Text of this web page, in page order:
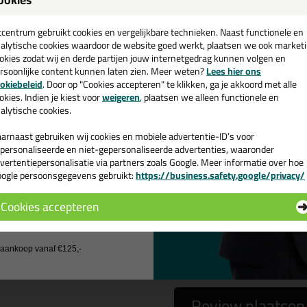
gebruiken het e-mailadres alleen om contact op te nemen bij vragen)
nee
gebruikt cookies en vergelijkbare technieken. Naast functionele en
cookies waardoor de website goed werkt, plaatsen we ook
zodat wij en derde partijen jouw internetgedrag kunnen volgen en
content kunnen laten zien. Meer weten?Lees hier ons
. Door op "Cookies accepteren" te klikken, ga je akkoord met alle
Indien je kiest voorweigeren, plaatsen we alleen functionele en
cookies.
gebruiken wij cookies en mobiele advertentie-ID’s voor
en niet-gepersonaliseerde advertenties, waaronder
via partners zoals Google. Meer informatie over hoe
persoonsgegevens gebruikt:https://business.safety.google/privacy/
Cookies accepteren
💚
en ontvang een
€35,-bij je eerste bestelling!
de actiecode ›
geen cadeau
vanaf €125,-